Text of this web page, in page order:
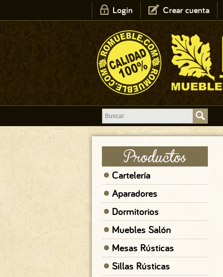
Login Crear cuenta
Cartelería
Aparadores
Dormitorios
Muebles Salón
Mesas Rústicas
Sillas Rústicas